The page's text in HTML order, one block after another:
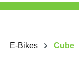
E-Bikes Cube